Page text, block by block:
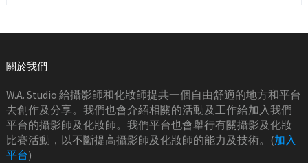
關於我們
W.A. Studio 給攝影師和化妝師提共一個自由舒適的地方和平台
去創作及分享。我們也會介紹相關的活動及工作給加入我們
平台的攝影師及化妝師。我們平台也會舉行有關攝影及化妝
比賽活動，以不斷提高攝影師及化妝師的能力及技術。(加入
平台)